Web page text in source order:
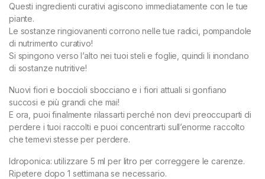
Questi ingredienti curativi agiscono immediatamente con le tue
piante.
Le sostanze ringiovanenti corrono nelle tue radici, pompandole
di nutrimento curativo!
Si spingono verso l’alto nei tuoi steli e foglie, quindi li inondano
di sostanze nutritive!
Nuovi fiori e boccioli sbocciano e i fiori attuali si gonfiano
succosi e più grandi che mai!
E ora, puoi finalmente rilassarti perché non devi preoccuparti di
perdere i tuoi raccolti e puoi concentrarti sull’enorme raccolto
che temevi stesse per perdere.
Idroponica: utilizzare 5 ml per litro per correggere le carenze.
Ripetere dopo 1 settimana se necessario.